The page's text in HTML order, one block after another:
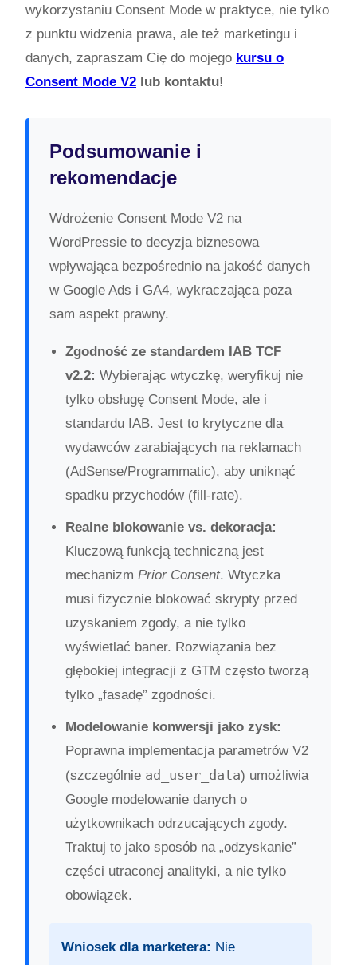
wykorzystaniu Consent Mode w praktyce, nie tylko
z punktu widzenia prawa, ale też marketingu i
danych, zapraszam Cię do mojego kursu o
Consent Mode V2 lub kontaktu!
Podsumowanie i
rekomendacje
Wdrożenie Consent Mode V2 na
WordPressie to decyzja biznesowa
wpływająca bezpośrednio na jakość danych
w Google Ads i GA4, wykraczająca poza
sam aspekt prawny.
Zgodność ze standardem IAB TCF
v2.2: Wybierając wtyczkę, weryfikuj nie
tylko obsługę Consent Mode, ale i
standardu IAB. Jest to krytyczne dla
wydawców zarabiających na reklamach
(AdSense/Programmatic), aby uniknąć
spadku przychodów (fill-rate).
Realne blokowanie vs. dekoracja:
Kluczową funkcją techniczną jest
mechanizm Prior Consent. Wtyczka
musi fizycznie blokować skrypty przed
uzyskaniem zgody, a nie tylko
wyświetlać baner. Rozwiązania bez
głębokiej integracji z GTM często tworzą
tylko „fasadę” zgodności.
Modelowanie konwersji jako zysk:
Poprawna implementacja parametrów V2
(szczególnie ad_user_data) umożliwia
Google modelowanie danych o
użytkownikach odrzucających zgody.
Traktuj to jako sposób na „odzyskanie”
części utraconej analityki, a nie tylko
obowiązek.
Wniosek dla marketera: Nie